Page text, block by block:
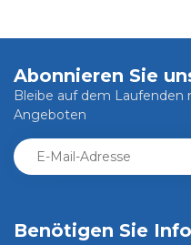
Benötigen Sie
Abonnieren Sie
Bleibe auf dem
Angeboten